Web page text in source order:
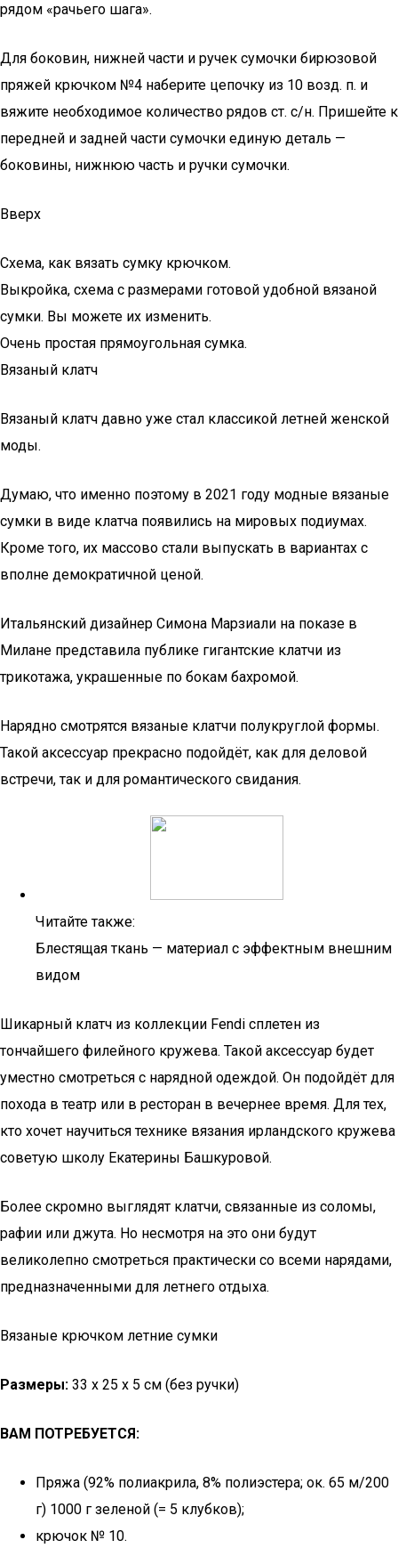
рядом «рачьего шага».
Для боковин, нижней части и ручек сумочки бирюзовой
пряжей крючком №4 наберите цепочку из 10 возд. п. и
вяжите необходимое количество рядов ст. с/н. Пришейте к
передней и задней части сумочки единую деталь —
боковины, нижнюю часть и ручки сумочки.
Вверх
Схема, как вязать сумку крючком.
Выкройка, схема с размерами готовой удобной вязаной
сумки. Вы можете их изменить.
Очень простая прямоугольная сумка.
Вязаный клатч
Вязаный клатч давно уже стал классикой летней женской
моды.
Думаю, что именно поэтому в 2021 году модные вязаные
сумки в виде клатча появились на мировых подиумах.
Кроме того, их массово стали выпускать в вариантах с
вполне демократичной ценой.
Итальянский дизайнер Симона Марзиали на показе в
Милане представила публике гигантские клатчи из
трикотажа, украшенные по бокам бахромой.
Нарядно смотрятся вязаные клатчи полукруглой формы.
Такой аксессуар прекрасно подойдёт, как для деловой
встречи, так и для романтического свидания.
Читайте также:
Блестящая ткань — материал с эффектным внешним
видом
Шикарный клатч из коллекции Fendi сплетен из
тончайшего филейного кружева. Такой аксессуар будет
уместно смотреться с нарядной одеждой. Он подойдёт для
похода в театр или в ресторан в вечернее время. Для тех,
кто хочет научиться технике вязания ирландского кружева
советую школу Екатерины Башкуровой.
Более скромно выглядят клатчи, связанные из соломы,
рафии или джута. Но несмотря на это они будут
великолепно смотреться практически со всеми нарядами,
предназначенными для летнего отдыха.
Вязаные крючком летние сумки
Размеры: 33 х 25 х 5 см (без ручки)
ВАМ ПОТРЕБУЕТСЯ:
Пряжа (92% полиакрила, 8% полиэстера; ок. 65 м/200
г) 1000 г зеленой (= 5 клубков);
крючок № 10.